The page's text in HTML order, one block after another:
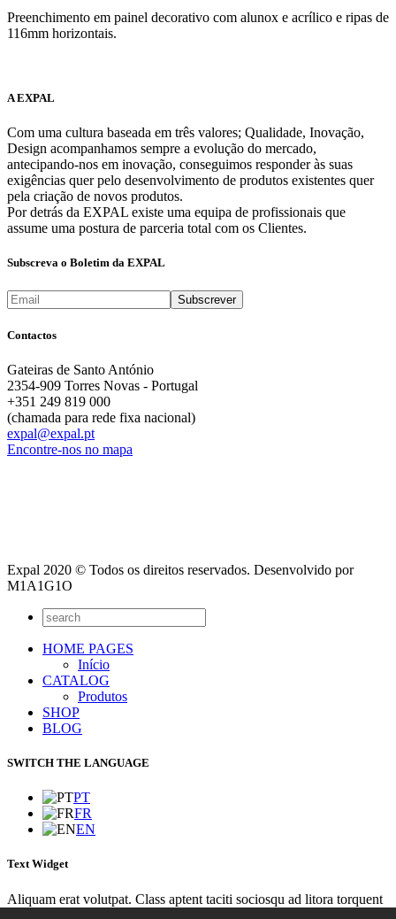
Preenchimento em painel decorativo com alunox e acrílico e ripas de
116mm horizontais.
A EXPAL
Com uma cultura baseada em três valores; Qualidade, Inovação,
Design acompanhamos sempre a evolução do mercado,
antecipando-nos em inovação, conseguimos responder às suas
exigências quer pelo desenvolvimento de produtos existentes quer
pela criação de novos produtos.
Por detrás da EXPAL existe uma equipa de profissionais que
assume uma postura de parceria total com os Clientes.
Subscreva o Boletim da EXPAL
Contactos
Gateiras de Santo António
2354-909 Torres Novas - Portugal
+351 249 819 000
(chamada para rede fixa nacional)
expal@expal.pt
Encontre-nos no mapa
Expal 2020 © Todos os direitos reservados. Desenvolvido por
M1A1G1O
HOME PAGES
Início
CATALOG
Produtos
SHOP
BLOG
SWITCH THE LANGUAGE
PT
FR
EN
Text Widget
Aliquam erat volutpat. Class aptent taciti sociosqu ad litora torquent